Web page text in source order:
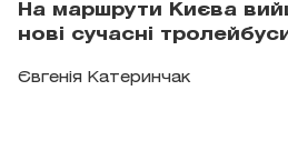
На маршрути Києва
нові сучасні
Євгенія Катеринчак